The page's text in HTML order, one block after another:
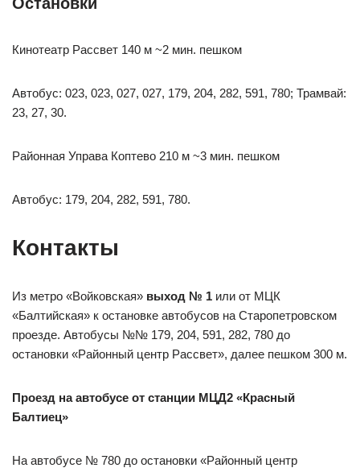
Кинотеатр Рассвет 140 м ~2 мин. пешком
Автобус: 023, 023, 027, 027, 179, 204, 282, 591, 780; Трамвай:
23, 27, 30.
Районная Управа Коптево 210 м ~3 мин. пешком
Автобус: 179, 204, 282, 591, 780.
Контакты
Из метро «Войковская» выход № 1 или от МЦК
«Балтийская» к остановке автобусов на Старопетровском
проезде. Автобусы №№ 179, 204, 591, 282, 780 до
остановки «Районный центр Рассвет», далее пешком 300 м.
Проезд на автобусе от станции МЦД2 «Красный
Балтиец»
На автобусе № 780 до остановки «Районный центр